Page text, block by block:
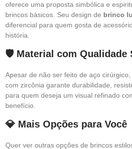
oferece uma proposta simbólica e
brincos básicos. Seu design de brinco
diferencial para quem gosta de
história.
🛡️ Material com Qualidade
Apesar de não ser feito de aço
com zircônia garante durabilidade,
para quem deseja um visual refinado
benefício.
💎 Mais Opções para Você
Quer ver outras opções de brincos